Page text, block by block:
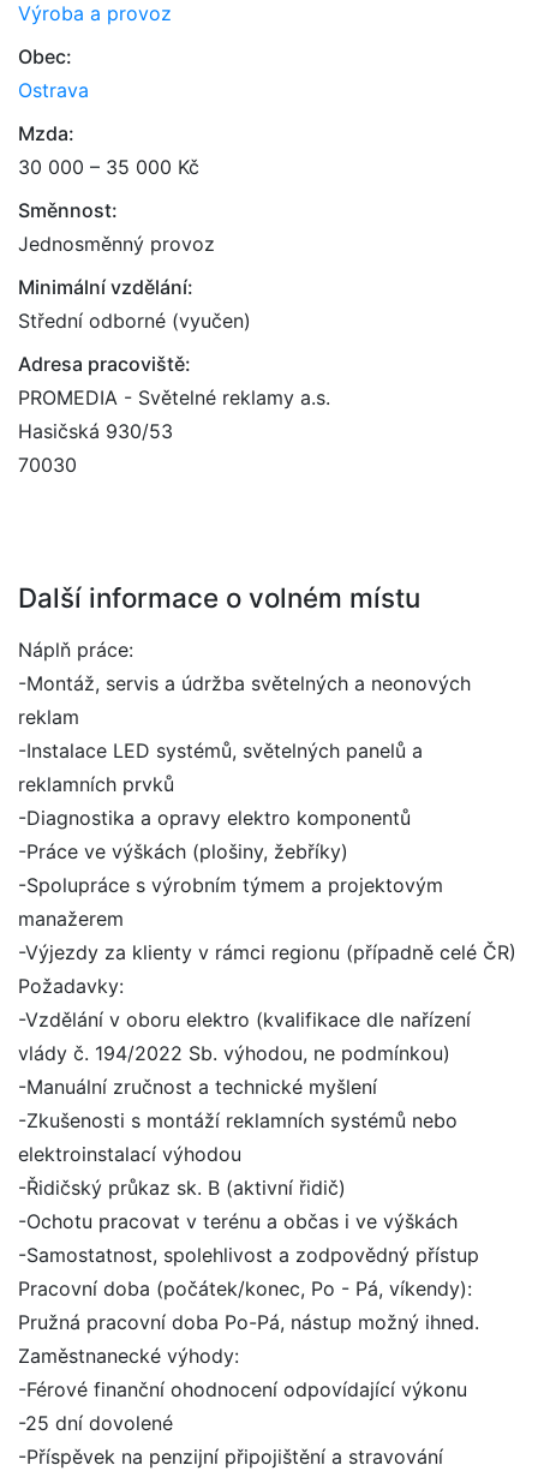
Výroba a provoz
Obec:
Ostrava
Mzda:
30 000 – 35 000 Kč
Směnnost:
Jednosměnný provoz
Minimální vzdělání:
Střední odborné (vyučen)
Adresa pracoviště:
PROMEDIA - Světelné reklamy a.s.
Hasičská 930/53
70030
Další informace o volném místu
Náplň práce:
-Montáž, servis a údržba světelných a neonových
reklam
-Instalace LED systémů, světelných panelů a
reklamních prvků
-Diagnostika a opravy elektro komponentů
-Práce ve výškách (plošiny, žebříky)
-Spolupráce s výrobním týmem a projektovým
manažerem
-Výjezdy za klienty v rámci regionu (případně celé ČR)
Požadavky:
-Vzdělání v oboru elektro (kvalifikace dle nařízení
vlády č. 194/2022 Sb. výhodou, ne podmínkou)
-Manuální zručnost a technické myšlení
-Zkušenosti s montáží reklamních systémů nebo
elektroinstalací výhodou
-Řidičský průkaz sk. B (aktivní řidič)
-Ochotu pracovat v terénu a občas i ve výškách
-Samostatnost, spolehlivost a zodpovědný přístup
Pracovní doba (počátek/konec, Po - Pá, víkendy):
Pružná pracovní doba Po-Pá, nástup možný ihned.
Zaměstnanecké výhody:
-Férové finanční ohodnocení odpovídající výkonu
-25 dní dovolené
-Příspěvek na penzijní připojištění a stravování